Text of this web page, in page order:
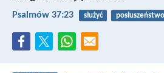
Psalmów 37:23 służyć posłuszeństwo